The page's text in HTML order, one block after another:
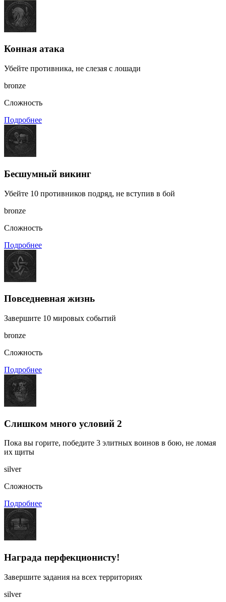
Конная атака
Убейте противника, не слезая с лошади
bronze
Сложность
Подробнее
Бесшумный викинг
Убейте 10 противников подряд, не вступив в бой
bronze
Сложность
Подробнее
Повседневная жизнь
Завершите 10 мировых событий
bronze
Сложность
Подробнее
Слишком много условий 2
Пока вы горите, победите 3 элитных воинов в бою, не ломая
их щиты
silver
Сложность
Подробнее
Награда перфекционисту!
Завершите задания на всех территориях
silver